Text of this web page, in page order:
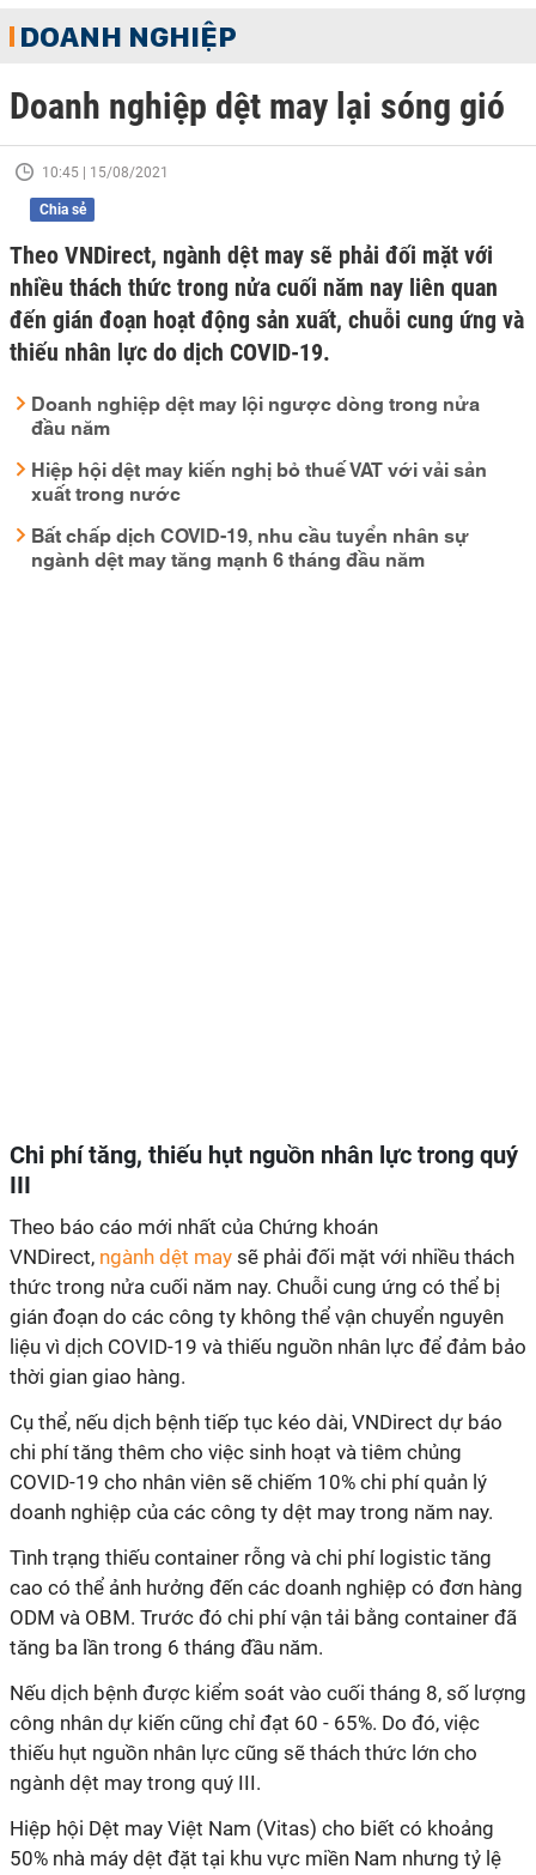
DOANH NGHIỆP
Doanh nghiệp dệt may lại sóng gió
10:45 | 15/08/2021
Chia sẻ
Theo VNDirect, ngành dệt may sẽ phải đối mặt với
nhiều thách thức trong nửa cuối năm nay liên quan
đến gián đoạn hoạt động sản xuất, chuỗi cung ứng và
thiếu nhân lực do dịch COVID-19.
Doanh nghiệp dệt may lội ngược dòng trong nửa
đầu năm
Hiệp hội dệt may kiến nghị bỏ thuế VAT với vải sản
xuất trong nước
Bất chấp dịch COVID-19, nhu cầu tuyển nhân sự
ngành dệt may tăng mạnh 6 tháng đầu năm
Chi phí tăng, thiếu hụt nguồn nhân lực trong quý
III
Theo báo cáo mới nhất của Chứng khoán
VNDirect, ngành dệt may sẽ phải đối mặt với nhiều thách
thức trong nửa cuối năm nay. Chuỗi cung ứng có thể bị
gián đoạn do các công ty không thể vận chuyển nguyên
liệu vì dịch COVID-19 và thiếu nguồn nhân lực để đảm bảo
thời gian giao hàng.
Cụ thể, nếu dịch bệnh tiếp tục kéo dài, VNDirect dự báo
chi phí tăng thêm cho việc sinh hoạt và tiêm chủng
COVID-19 cho nhân viên sẽ chiếm 10% chi phí quản lý
doanh nghiệp của các công ty dệt may trong năm nay.
Tình trạng thiếu container rỗng và chi phí logistic tăng
cao có thể ảnh hưởng đến các doanh nghiệp có đơn hàng
ODM và OBM. Trước đó chi phí vận tải bằng container đã
tăng ba lần trong 6 tháng đầu năm.
Nếu dịch bệnh được kiểm soát vào cuối tháng 8, số lượng
công nhân dự kiến cũng chỉ đạt 60 - 65%. Do đó, việc
thiếu hụt nguồn nhân lực cũng sẽ thách thức lớn cho
ngành dệt may trong quý III.
Hiệp hội Dệt may Việt Nam (Vitas) cho biết có khoảng
50% nhà máy dệt đặt tại khu vực miền Nam nhưng tỷ lệ